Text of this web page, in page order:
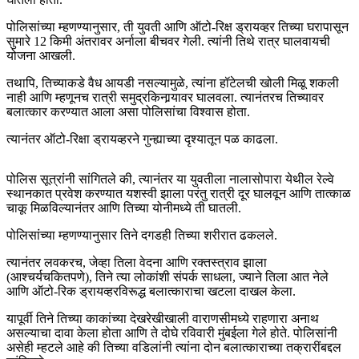
पोलिसांच्या म्हणण्यानुसार, ती युवती आणि ऑटो-रिक्ष ड्रायव्हर तिच्या घरापासून
सुमारे 12 किमी अंतरावर अर्नाला बीचवर गेली. त्यांनी तिथे रात्र घालवायची
योजना आखली.
तथापि, तिच्याकडे वैध आयडी नसल्यामुळे, त्यांना हॉटेलची खोली मिळू शकली
नाही आणि म्हणूनच रात्री समुद्रकिनार्‍यावर घालवला. त्यानंतरच तिच्यावर
बलात्कार करण्यात आला असा पोलिसांचा विश्वास होता.
त्यानंतर ऑटो-रिक्षा ड्रायव्हरने गुन्ह्याच्या दृश्यातून पळ काढला.
पोलिस सूत्रांनी सांगितले की, त्यानंतर या युवतीला नालासोपारा येथील रेल्वे
स्थानकात प्रवेश करण्यात यशस्वी झाला परंतु रात्री दूर घालवून आणि तात्काळ
चाकू मिळविल्यानंतर आणि तिच्या योनीमध्ये ती घातली.
पोलिसांच्या म्हणण्यानुसार तिने दगडही तिच्या शरीरात ढकलले.
त्यानंतर लवकरच, जेव्हा तिला वेदना आणि रक्तस्त्राव झाला
(आश्चर्यचकितपणे), तिने त्या लोकांशी संपर्क साधला, ज्याने तिला आत नेले
आणि ऑटो-रिक ड्रायव्हरविरूद्ध बलात्काराचा खटला दाखल केला.
यापूर्वी तिने तिच्या काकांच्या देखरेखीखाली वाराणसीमध्ये राहणारा अनाथ
असल्याचा दावा केला होता आणि ते दोघे रविवारी मुंबईला गेले होते. पोलिसांनी
असेही म्हटले आहे की तिच्या वडिलांनी त्यांना दोन बलात्काराच्या तक्रारींबद्दल